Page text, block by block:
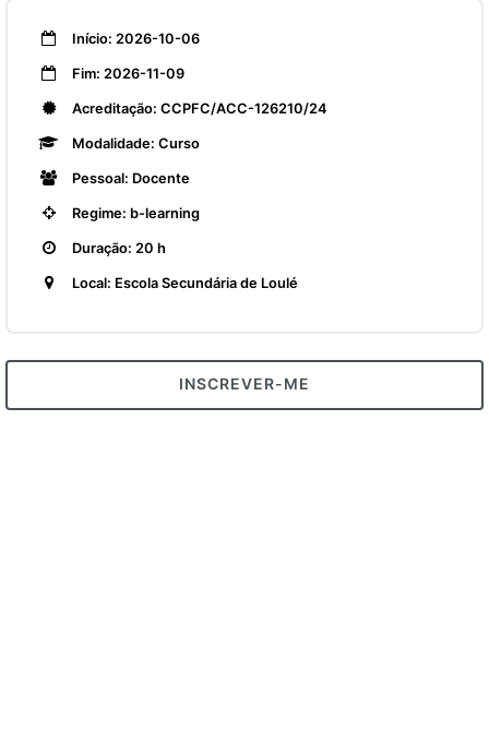
Início: 2026-10-06
Fim: 2026-11-09
Acreditação: CCPFC/ACC-126210/24
Modalidade: Curso
Pessoal: Docente
Regime: b-learning
Duração: 20 h
Local: Escola Secundária de Loulé
INSCREVER-ME